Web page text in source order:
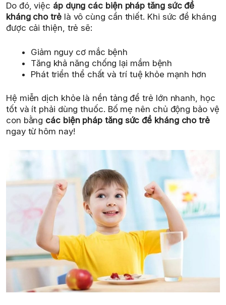
Do đó, việc áp dụng các biện pháp tăng sức đề
kháng cho trẻlà vô cùng cần thiết. Khi sức đề kháng
được cải thiện, trẻ sẽ:
Giảm nguy cơ mắc bệnh
Tăng khả năng chống lại mầm bệnh
Phát triển thể chất và trí tuệ khỏe mạnh hơn
Hệ miễn dịch khỏe là nền tảng để trẻ lớn nhanh, học
tốt và ít phải dùng thuốc. Bố mẹ nên chủ động bảo vệ
con bằng các biện pháp tăng sức đề kháng cho trẻ
ngay từ hôm nay!